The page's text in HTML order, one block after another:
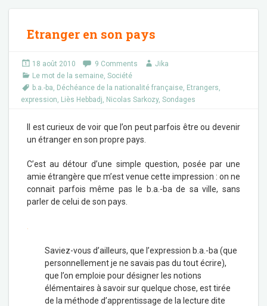
Etranger en son pays
18 août 2010 9 Comments
Jika
Le mot de la semaine, Société
b.a.-ba, Déchéance de la nationalité française, Etrangers,
expression, Liès Hebbadj, Nicolas Sarkozy, Sondages
Il est curieux de voir que l’on peut parfois être ou devenir
un étranger en son propre pays.
C’est au détour d’une simple question, posée par une
amie étrangère que m’est venue cette impression : on ne
connait parfois même pas le b.a.-ba de sa ville, sans
parler de celui de son pays.
Saviez-vous d’ailleurs, que l’expression b.a.-ba (que
personnellement je ne savais pas du tout écrire),
que l’on emploie pour désigner les notions
élémentaires à savoir sur quelque chose, est tirée
de la méthode d’apprentissage de la lecture dite